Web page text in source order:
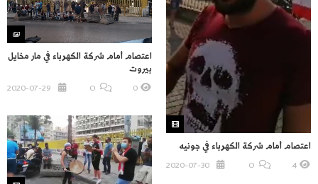
اعتصام أمام شركة الكهرباء في جونيه
4
O
اعتصام أمام شركة الكهرباء في مار مخايل
بيروت
0
O